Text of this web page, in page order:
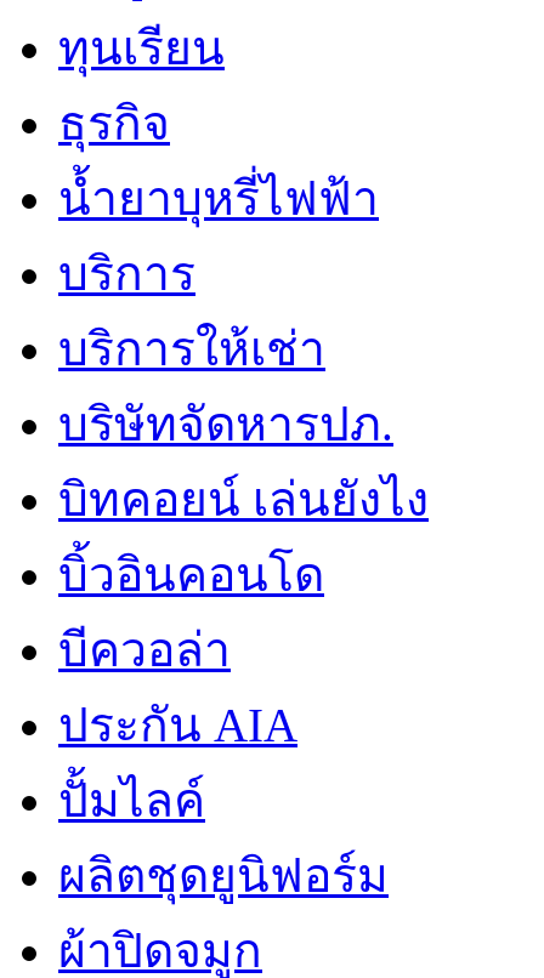
ทุนเรียน
ธุรกิจ
น้ำยาบุหรี่ไฟฟ้า
บริการ
บริการให้เช่า
บริษัทจัดหารปภ.
บิทคอยน์ เล่นยังไง
บิ้วอินคอนโด
บีควอล่า
ประกัน AIA
ปั้มไลค์
ผลิตชุดยูนิฟอร์ม
ผ้าปิดจมูก